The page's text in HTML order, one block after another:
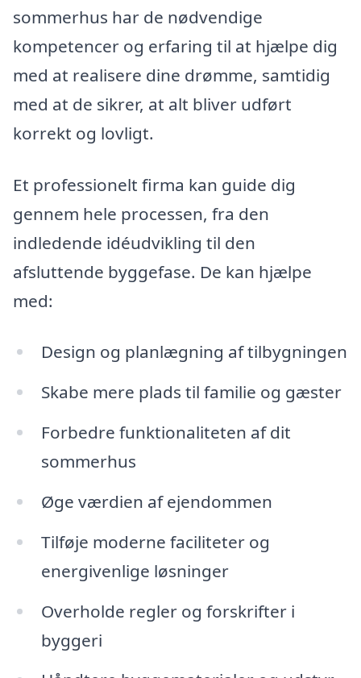
sommerhus har de nødvendige
kompetencer og erfaring til at hjælpe dig
med at realisere dine drømme, samtidig
med at de sikrer, at alt bliver udført
korrekt og lovligt.
Et professionelt firma kan guide dig
gennem hele processen, fra den
indledende idéudvikling til den
afsluttende byggefase. De kan hjælpe
med:
Design og planlægning af tilbygningen
Skabe mere plads til familie og gæster
Forbedre funktionaliteten af dit
sommerhus
Øge værdien af ejendommen
Tilføje moderne faciliteter og
energivenlige løsninger
Overholde regler og forskrifter i
byggeri